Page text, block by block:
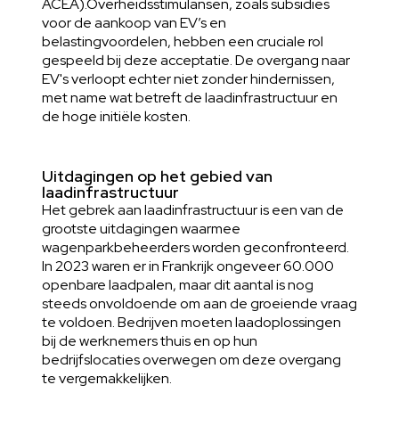
ACEA).Overheidsstimulansen, zoals subsidies
voor de aankoop van EV’s en
belastingvoordelen, hebben een cruciale rol
gespeeld bij deze acceptatie. De overgang naar
EV's verloopt echter niet zonder hindernissen,
met name wat betreft de laadinfrastructuur en
de hoge initiële kosten.
Uitdagingen op het gebied van
laadinfrastructuur
Het gebrek aan laadinfrastructuur is een van de
grootste uitdagingen waarmee
wagenparkbeheerders worden geconfronteerd.
In 2023 waren er in Frankrijk ongeveer 60.000
openbare laadpalen, maar dit aantal is nog
steeds onvoldoende om aan de groeiende vraag
te voldoen. Bedrijven moeten laadoplossingen
bij de werknemers thuis en op hun
bedrijfslocaties overwegen om deze overgang
te vergemakkelijken.